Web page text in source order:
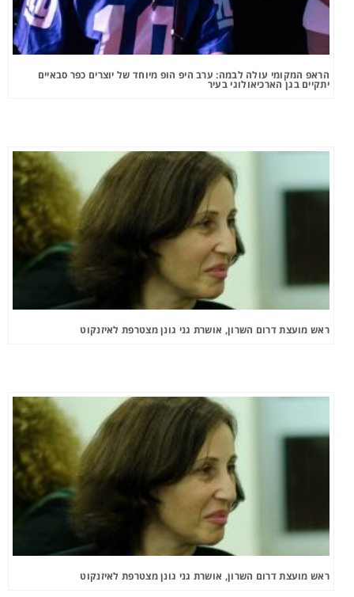
הראפ המקומי עולה לבמה: ערב היפ הופ מיוחד של יוצרים כפר סבאיים
יתקיים בגן הארכיאולוגי בעיר
ראש מועצת דרום השרון, אושרת גני גונן מצטרפת לאיזנקוט
ראש מועצת דרום השרון, אושרת גני גונן מצטרפת לאיזנקוט